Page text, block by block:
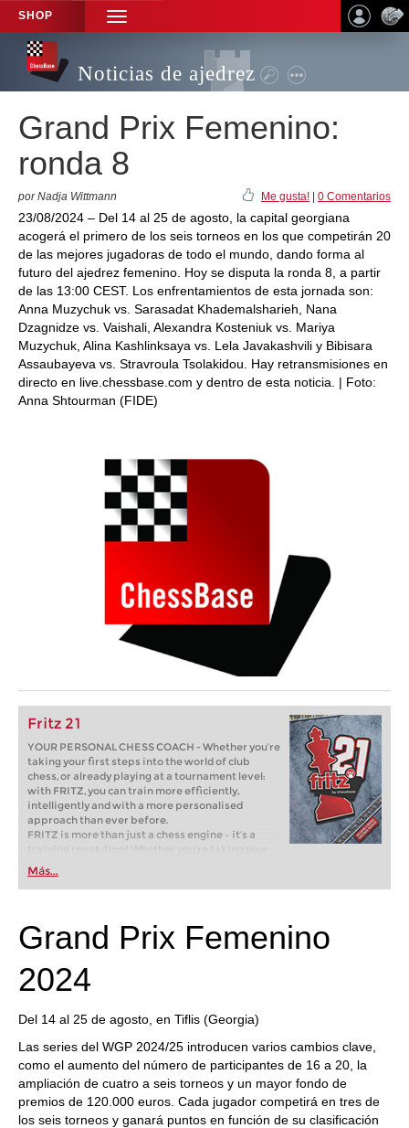
SHOP
TOGGLE
NAVIGATION
Noticias de ajedrez
Grand Prix Femenino:
ronda 8
por Nadja Wittmann Me gusta! 0 Comentarios
23/08/2024 – Del 14 al 25 de agosto, la capital georgiana
acogerá el primero de los seis torneos en los que competirán 20
de las mejores jugadoras de todo el mundo, dando forma al
futuro del ajedrez femenino. Hoy se disputa la ronda 8, a partir
de las 13:00 CEST. Los enfrentamientos de esta jornada son:
Anna Muzychuk vs. Sarasadat Khademalsharieh, Nana
Dzagnidze vs. Vaishali, Alexandra Kosteniuk vs. Mariya
Muzychuk, Alina Kashlinksaya vs. Lela Javakashvili y Bibisara
Assaubayeva vs. Stravroula Tsolakidou. Hay retransmisiones en
directo en live.chessbase.com y dentro de esta noticia. | Foto:
Anna Shtourman (FIDE)
Fritz 21
YOUR PERSONAL CHESS COACH - Whether you’re
taking your first steps into the world of club
chess, or already playing at a tournament level:
with FRITZ, you can train more efficiently,
intelligently and with a more personalised
approach than ever before.
FRITZ is more than just a chess engine – it’s a
training revolution! Whether you’re taking your
first steps into the world of club chess, or already
playing at a tournament level: with FRITZ, you can
train more efficiently, intelligently and with a
Más...
Grand Prix Femenino
2024
Del 14 al 25 de agosto, en Tiflis (Georgia)
Las series del WGP 2024/25 introducen varios cambios clave,
como el aumento del número de participantes de 16 a 20, la
ampliación de cuatro a seis torneos y un mayor fondo de
premios de 120.000 euros. Cada jugador competirá en tres de
los seis torneos y ganará puntos en función de su clasificación